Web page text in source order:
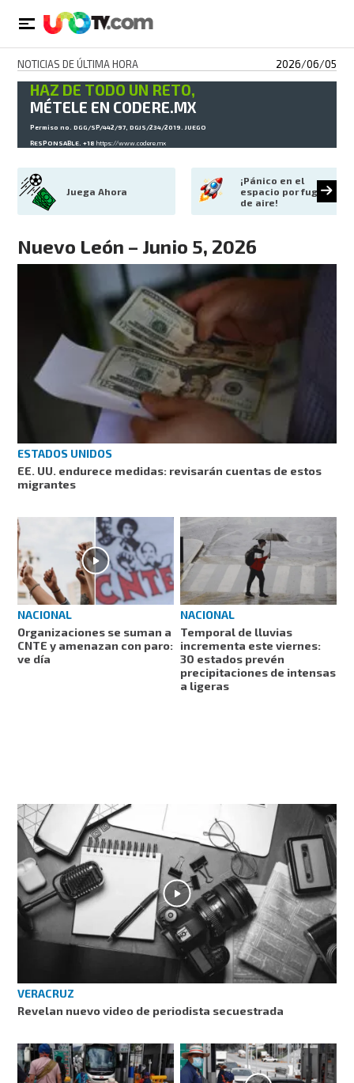
NOTICIAS DE ÚLTIMA HORA 2026/06/05
HAZ DE TODO UN RETO,
MÉTELE EN CODERE.MX
Permiso no. DGG/SP/442/97, DGJS/234/2019. JUEGO
RESPONSABLE. +18https://www.codere.mx
Juega Ahora
¡Pánico en el
espacio por fuga
de aire!
Nuevo León – Junio 5, 2026
ESTADOS UNIDOS
EE. UU. endurece medidas: revisarán cuentas de estos
migrantes
NACIONAL
Organizaciones se suman a
CNTE y amenazan con paro:
ve día
NACIONAL
Temporal de lluvias
incrementa este viernes:
30 estados prevén
precipitaciones de intensas
a ligeras
VERACRUZ
Revelan nuevo video de periodista secuestrada